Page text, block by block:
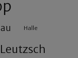
Halle
Leutzsch